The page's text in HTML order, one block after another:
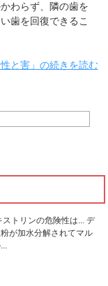
わらず、隣の歯を
歯を回復できるこ
と害」の続きを読む
ストリンの危険性は... デ
が加水分解されてマル